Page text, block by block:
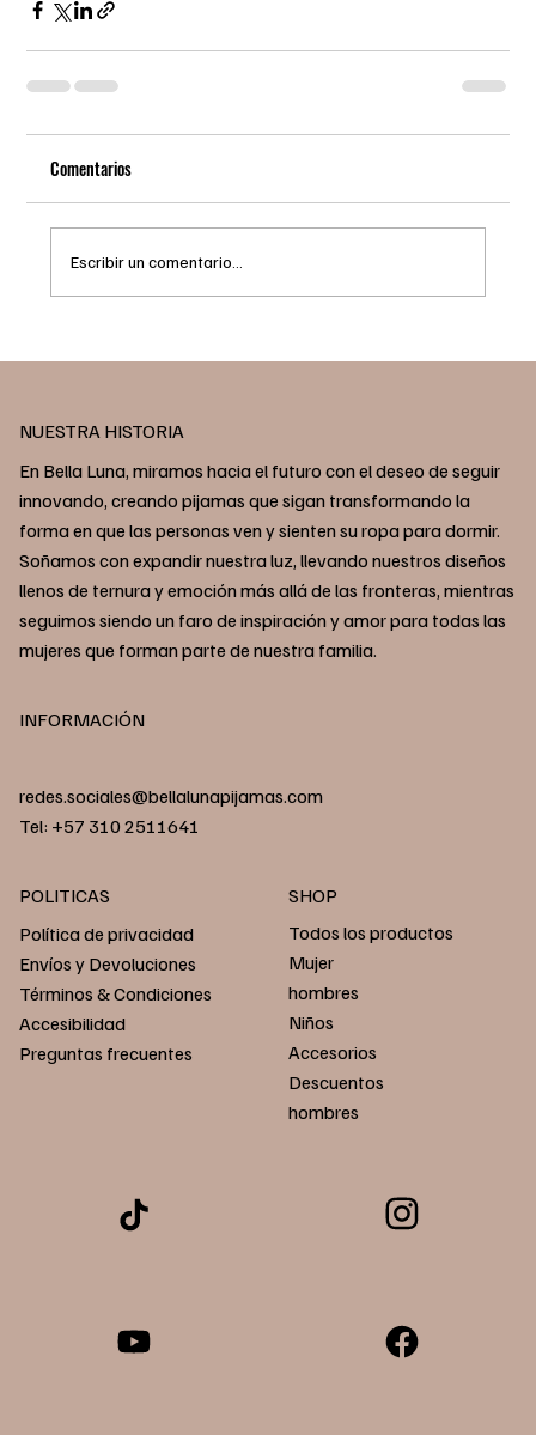
Comentarios
Escribir un comentario...
NUESTRA HISTORIA
En Bella Luna, miramos hacia el futuro con el deseo de seguir
innovando, creando pijamas que sigan transformando la
forma en que las personas ven y sienten su ropa para dormir.
Soñamos con expandir nuestra luz, llevando nuestros diseños
llenos de ternura y emoción más allá de las fronteras, mientras
seguimos siendo un faro de inspiración y amor para todas las
mujeres que forman parte de nuestra familia.
INFORMACIÓN
redes.sociales@bellalunapijamas.com
Tel: +57 310 2511641
SHOP
Todos los productos
Mujer
hombres
Niños
Accesorios
Descuentos
hombres
POLITICAS
Política de privacidad
Envíos y Devoluciones
Términos & Condiciones
Accesibilidad
Preguntas frecuentes